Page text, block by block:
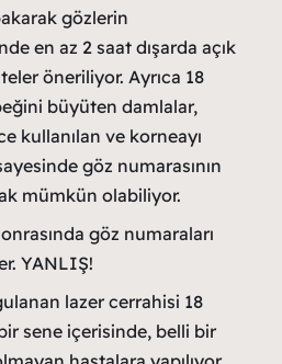
gözlerin
en az 2 saat dışarda açık
öneriliyor. Ayrıca 18
büyüten damlalar,
kullanılan ve korneayı
göz numarasının
mümkün olabiliyor.
göz numaraları
YANLIŞ!
lazer cerrahisi 18
sene içerisinde, belli bir